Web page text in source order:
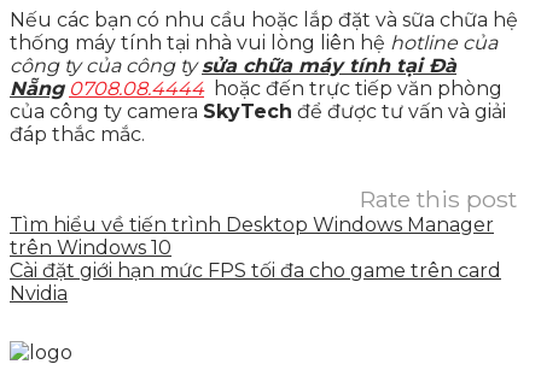
Nếu các bạn có nhu cầu hoặc lắp đặt và sữa chữa hệ
thống máy tính tại nhà vui lòng liên hệ hotline của
công ty của công tysửa chữa máy tính tại Đà
Nẵng 0708.08.4444 hoặc đến trực tiếp văn phòng
của công ty camera SkyTech để được tư vấn và giải
đáp thắc mắc.
Rate this post
Tìm hiểu về tiến trình Desktop Windows Manager
trên Windows 10
Cài đặt giới hạn mức FPS tối đa cho game trên card
Nvidia